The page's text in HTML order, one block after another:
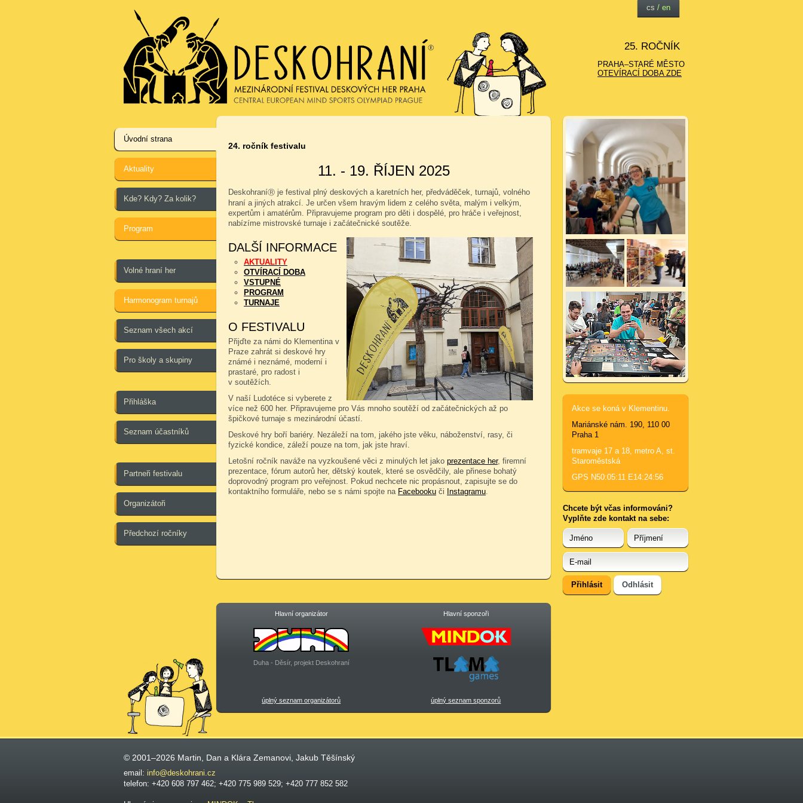
25. ROČNÍK
PRAHA–STARÉ MĚSTO
OTEVÍRACÍ DOBA ZDE
cs / en
Úvodní strana
Aktuality
Kde? Kdy? Za kolik?
Program
Volné hraní her
Harmonogram turnajů
Seznam všech akcí
Pro školy a skupiny
Přihláška
Seznam účastníků
Partneři festivalu
Organizátoři
Předchozí ročníky
24. ročník festivalu
11. - 19. ŘÍJEN 2025
DeskohraníⓇ je festival plný deskových a karetních her, předváděček, turnajů, volného
hraní a jiných atrakcí. Je určen všem hravým lidem z celého světa, malým i velkým,
expertům i amatérům. Připravujeme program pro děti i dospělé, pro hráče i veřejnost,
nabízíme mistrovské turnaje i začátečnické soutěže.
DALŠÍ INFORMACE
AKTUALITY
OTVÍRACÍ DOBA
VSTUPNÉ
PROGRAM
TURNAJE
O FESTIVALU
Přijďte za námi do Klementina v
Praze zahrát si deskové hry
známé i neznámé, moderní i
prastaré, pro radost i
v soutěžích.
V naší Ludotéce si vyberete z
více než 600 her. Připravujeme pro Vás mnoho soutěží od začátečnických až po
špičkové turnaje s mezinárodní účastí.
Deskové hry boří bariéry. Nezáleží na tom, jakého jste věku, náboženství, rasy, či
fyzické kondice, záleží pouze na tom, jak jste hraví.
Letošní ročník naváže na vyzkoušené věci z minulých let jako prezentace her, firemní
prezentace, fórum autorů her, dětský koutek, které se osvědčily, ale přinese bohatý
doprovodný program pro veřejnost. Pokud nechcete nic propásnout, zapisujte se do
kontaktního formuláře, nebo se s námi spojte na Facebooku či Instagramu.
Hlavní organizátor Hlavní sponzoři
Duha - Děsír, projekt Deskohraní
úplný seznam organizátorů úplný seznam sponzorů
Akce se koná v Klementinu.
Mariánské nám. 190, 110 00
Praha 1
tramvaje 17 a 18, metro A, st.
Staroměstská
GPS N50:05:11 E14:24:56
Chcete být včas informováni?
Vyplňte zde kontakt na sebe:
© 2001–2026 Martin, Dan a Klára Zemanovi, Jakub Těšínský
email: info@deskohrani.cz
telefon: +420 608 797 462; +420 775 989 529; +420 777 852 582